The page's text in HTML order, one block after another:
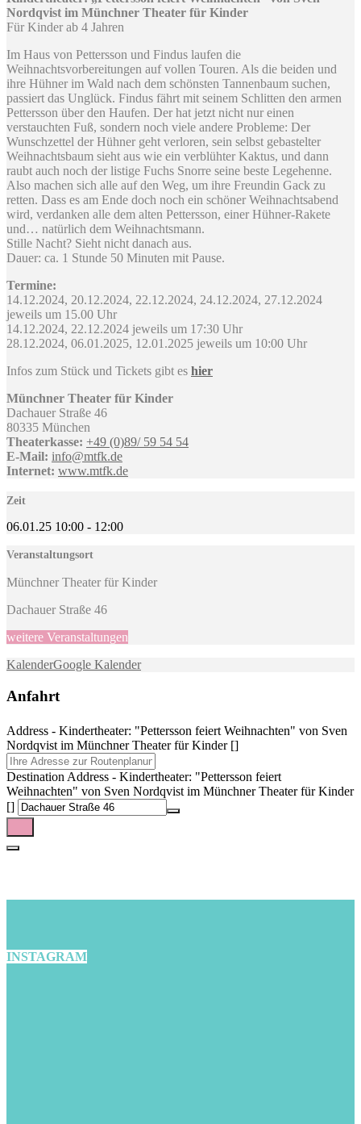
Nordqvist im Münchner Theater für Kinder
Für Kinder ab 4 Jahren
Im Haus von Pettersson und Findus laufen die
Weihnachtsvorbereitungen auf vollen Touren. Als die beiden und
ihre Hühner im Wald nach dem schönsten Tannenbaum suchen,
passiert das Unglück. Findus fährt mit seinem Schlitten den armen
Pettersson über den Haufen. Der hat jetzt nicht nur einen
verstauchten Fuß, sondern noch viele andere Probleme: Der
Wunschzettel der Hühner geht verloren, sein selbst gebastelter
Weihnachtsbaum sieht aus wie ein verblühter Kaktus, und dann
raubt auch noch der listige Fuchs Snorre seine beste Legehenne.
Also machen sich alle auf den Weg, um ihre Freundin Gack zu
retten. Dass es am Ende doch noch ein schöner Weihnachtsabend
wird, verdanken alle dem alten Pettersson, einer Hühner-Rakete
und… natürlich dem Weihnachtsmann.
Stille Nacht? Sieht nicht danach aus.
Dauer: ca. 1 Stunde 50 Minuten mit Pause.
Termine:
14.12.2024, 20.12.2024, 22.12.2024, 24.12.2024, 27.12.2024
jeweils um 15.00 Uhr
14.12.2024, 22.12.2024 jeweils um 17:30 Uhr
28.12.2024, 06.01.2025, 12.01.2025 jeweils um 10:00 Uhr
Infos zum Stück und Tickets gibt es hier
Münchner Theater für Kinder
Dachauer Straße 46
80335 München
Theaterkasse: +49 (0)89/ 59 54 54
E-Mail: info@mtfk.de
Internet: www.mtfk.de
Zeit
06.01.25 10:00 - 12:00
Veranstaltungsort
Münchner Theater für Kinder
Dachauer Straße 46
weitere Veranstaltungen
KalenderGoogle Kalender
Anfahrt
Address - Kindertheater: "Pettersson feiert Weihnachten" von Sven
Nordqvist im Münchner Theater für Kinder []
Destination Address - Kindertheater: "Pettersson feiert
Weihnachten" von Sven Nordqvist im Münchner Theater für Kinder
[]
INSTAGRAM